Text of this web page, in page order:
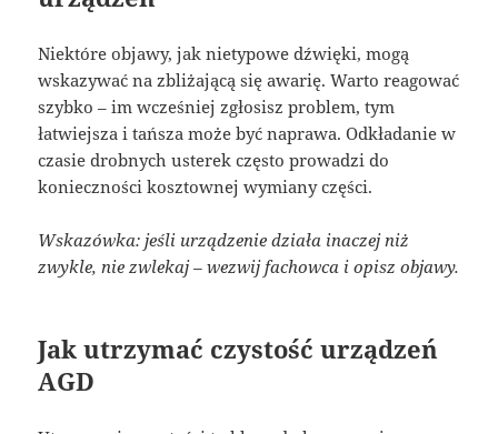
Niektóre objawy, jak nietypowe dźwięki, mogą
wskazywać na zbliżającą się awarię. Warto reagować
szybko – im wcześniej zgłosisz problem, tym
łatwiejsza i tańsza może być naprawa. Odkładanie w
czasie drobnych usterek często prowadzi do
konieczności kosztownej wymiany części.
Wskazówka: jeśli urządzenie działa inaczej niż
zwykle, nie zwlekaj – wezwij fachowca i opisz objawy.
Jak utrzymać czystość urządzeń
AGD